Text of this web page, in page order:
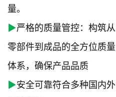
量。
▶严格的质量管控：构筑从
零部件到成品的全方位质量
体系，确保产品品质
▶安全可靠符合多种国内外